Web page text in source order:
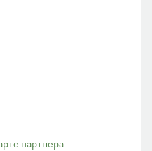
партнера